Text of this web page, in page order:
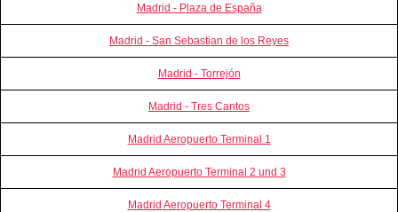
Madrid - Plaza de España
Madrid - San Sebastian de los Reyes
Madrid - Torrejón
Madrid - Tres Cantos
Madrid Aeropuerto Terminal 1
Madrid Aeropuerto Terminal 2 und 3
Madrid Aeropuerto Terminal 4